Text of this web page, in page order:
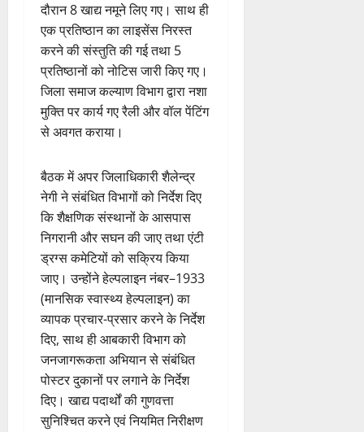
दौरान 8 खाद्य नमूने लिए गए। साथ ही
एक प्रतिष्ठान का लाइसेंस निरस्त
करने की संस्तुति की गई तथा 5
प्रतिष्ठानों को नोटिस जारी किए गए।
जिला समाज कल्याण विभाग द्वारा नशा
मुक्ति पर कार्य गए रैली और वॉल पेंटिंग
से अवगत कराया।
बैठक में अपर जिलाधिकारी शैलेन्द्र
नेगी ने संबंधित विभागों को निर्देश दिए
कि शैक्षणिक संस्थानों के आसपास
निगरानी और सघन की जाए तथा एंटी
ड्रग्स कमेटियों को सक्रिय किया
जाए। उन्होंने हेल्पलाइन नंबर–1933
(मानसिक स्वास्थ्य हेल्पलाइन) का
व्यापक प्रचार-प्रसार करने के निर्देश
दिए, साथ ही आबकारी विभाग को
जनजागरूकता अभियान से संबंधित
पोस्टर दुकानों पर लगाने के निर्देश
दिए। खाद्य पदार्थों की गुणवत्ता
सुनिश्चित करने एवं नियमित निरीक्षण